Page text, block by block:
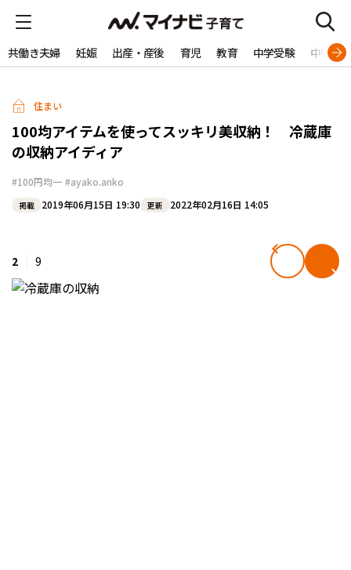
共働き夫婦 妊娠 出産・産後 育児 教育 中学受験 中学生
住まい
100均アイテムを使ってスッキリ美収納！ 冷蔵庫
の収納アイディア
#100円均一 #ayako.anko
掲載 2019年06月15日 19:30 更新 2022年02月16日 14:05
2 9